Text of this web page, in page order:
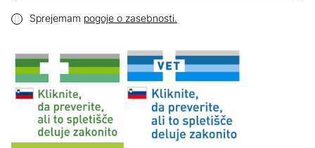
Pogoji zasebnosti
Sprejemam pogoje o zasebnosti.